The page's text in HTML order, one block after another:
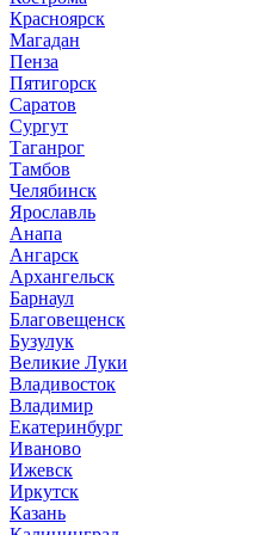
Красноярск
Магадан
Пенза
Пятигорск
Саратов
Сургут
Таганрог
Тамбов
Челябинск
Ярославль
Анапа
Ангарск
Архангельск
Барнаул
Благовещенск
Бузулук
Великие Луки
Владивосток
Владимир
Екатеринбург
Иваново
Ижевск
Иркутск
Казань